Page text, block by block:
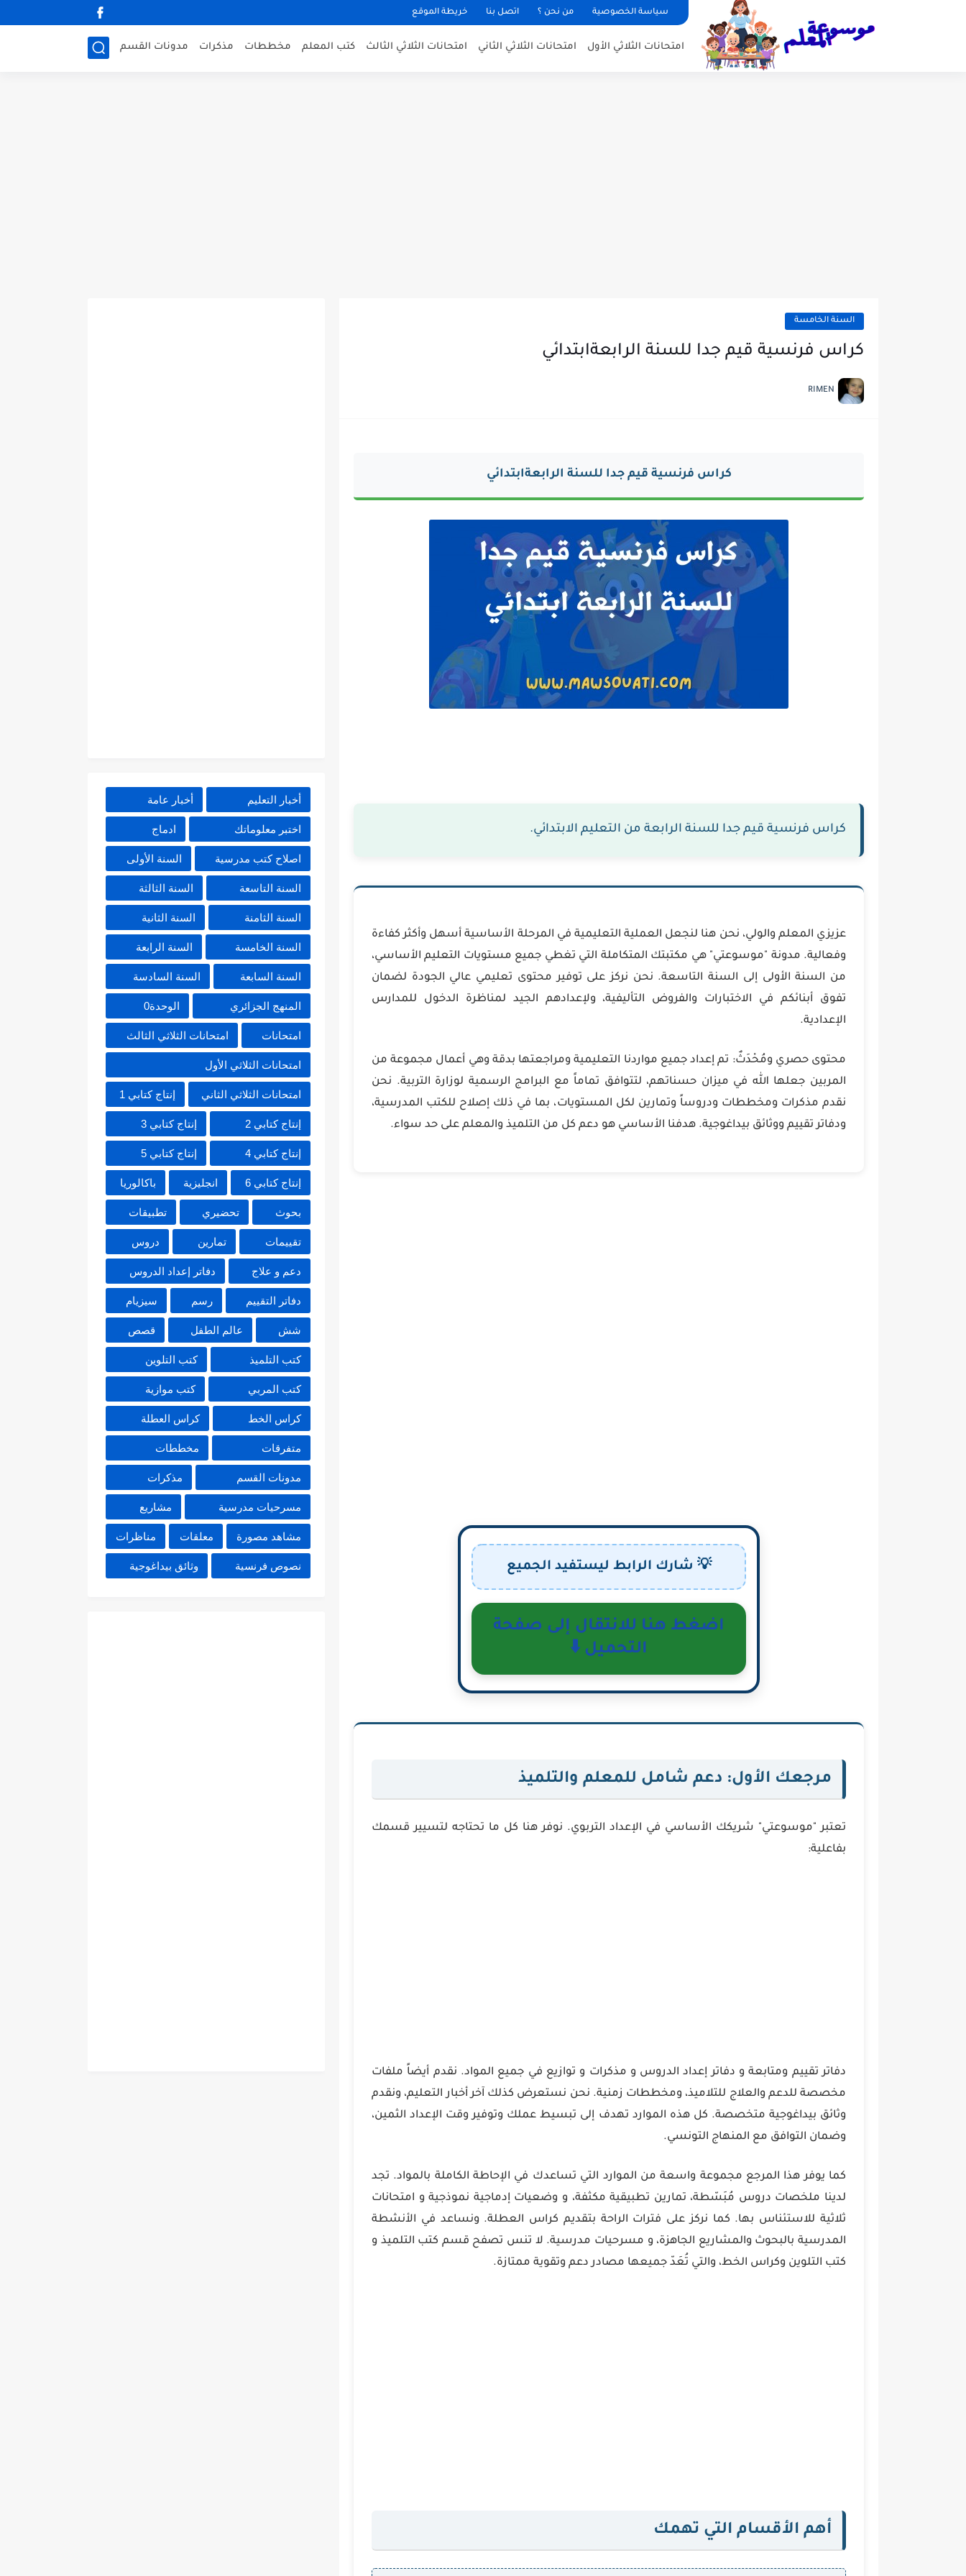
سياسة الخصوصية من نحن ؟ اتصل بنا خريطة الموقع
امتحانات الثلاثي الأول امتحانات الثلاثي الثاني امتحانات الثلاثي الثالث كتب المعلم مخططات مذكرات مدونات القسم
السنة الخامسة
كراس فرنسية قيم جدا للسنة الرابعةابتدائي
RIMEN
كراس فرنسية قيم جدا للسنة الرابعةابتدائي
كراس فرنسية قيم جدا للسنة الرابعة من التعليم الابتدائي.
عزيزي المعلم والولي، نحن هنا لنجعل العملية التعليمية في المرحلة الأساسية أسهل وأكثر كفاءة
وفعالية. مدونة "موسوعتي" هي مكتبتك المتكاملة التي تغطي جميع مستويات التعليم الأساسي،
من السنة الأولى إلى السنة التاسعة. نحن نركز على توفير محتوى تعليمي عالي الجودة لضمان
تفوق أبنائكم في الاختبارات والفروض التأليفية، ولإعدادهم الجيد لمناظرة الدخول للمدارس
الإعدادية.
محتوى حصري ومُحْدَثٌ: تم إعداد جميع مواردنا التعليمية ومراجعتها بدقة وهي أعمال مجموعة من
المربين جعلها الله في ميزان حسناتهم، لتتوافق تماماً مع البرامج الرسمية لوزارة التربية. نحن
نقدم مذكرات ومخططات ودروساً وتمارين لكل المستويات، بما في ذلك إصلاح للكتب المدرسية،
ودفاتر تقييم ووثائق بيداغوجية. هدفنا الأساسي هو دعم كل من التلميذ والمعلم على حد سواء.
💡 شارك الرابط ليستفيد الجميع
اضغط هنا للانتقال إلى صفحة
التحميل ⬇️
مرجعك الأول: دعم شامل للمعلم والتلميذ
تعتبر "موسوعتي" شريكك الأساسي في الإعداد التربوي. نوفر هنا كل ما تحتاجه لتسيير قسمك
بفاعلية:
دفاتر تقييم ومتابعة و دفاتر إعداد الدروس و مذكرات و توازيع في جميع المواد. نقدم أيضاً ملفات
مخصصة للدعم والعلاج للتلاميذ، ومخططات زمنية. نحن نستعرض كذلك آخر أخبار التعليم، ونقدم
وثائق بيداغوجية متخصصة. كل هذه الموارد تهدف إلى تبسيط عملك وتوفير وقت الإعداد الثمين،
وضمان التوافق مع المنهاج التونسي.
كما يوفر هذا المرجع مجموعة واسعة من الموارد التي تساعدك في الإحاطة الكاملة بالمواد. تجد
لدينا ملخصات دروس مُبَسّطة، تمارين تطبيقية مكثفة، و وضعيات إدماجية نموذجية و امتحانات
ثلاثية للاستئناس بها. كما نركز على فترات الراحة بتقديم كراس العطلة. ونساعد في الأنشطة
المدرسية بالبحوث والمشاريع الجاهزة، و مسرحيات مدرسية. لا تنس تصفح قسم كتب التلميذ و
كتب التلوين وكراس الخط، والتي تُعَدّ جميعها مصادر دعم وتقوية ممتازة.
أهم الأقسام التي تهمك
أخبار التعليم أخبار عامة
اختبر معلوماتك ادماج
اصلاح كتب مدرسية السنة الأولى
السنة التاسعة السنة الثالثة
السنة الثامنة السنة الثانية
السنة الخامسة السنة الرابعة
السنة السابعة السنة السادسة
المنهج الجزائري الوحدة0
امتحانات امتحانات الثلاثي الثالث
امتحانات الثلاثي الأول
امتحانات الثلاثي الثاني إنتاج كتابي 1
إنتاج كتابي 2 إنتاج كتابي 3
إنتاج كتابي 4 إنتاج كتابي 5
إنتاج كتابي 6 انجليزية باكالوريا
بحوث تحضيري تطبيقات
تقييمات تمارين دروس
دعم و علاج دفاتر إعداد الدروس
دفاتر التقييم رسم سيزيام
شش عالم الطفل قصص
كتب التلميذ كتب التلوين
كتب المربي كتب موازية
كراس الخط كراس العطلة
متفرقات مخططات
مدونات القسم مذكرات
مسرحيات مدرسية مشاريع
مشاهد مصورة معلقات مناظرات
نصوص فرنسية وثائق بيداغوجية